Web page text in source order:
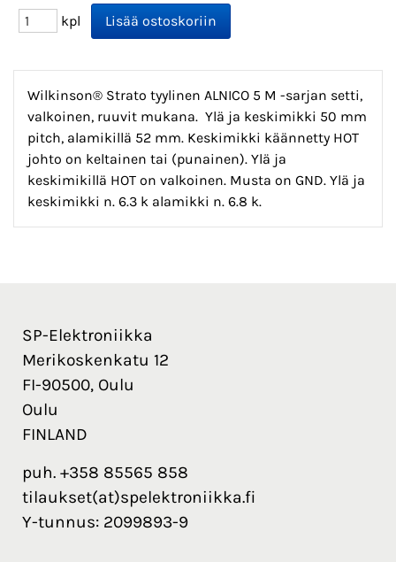
kpl
Wilkinson® Strato tyylinen ALNICO 5 M -sarjan setti,
valkoinen, ruuvit mukana. Ylä ja keskimikki 50 mm
pitch, alamikillä 52 mm. Keskimikki käännetty HOT
johto on keltainen tai (punainen). Ylä ja
keskimikillä HOT on valkoinen. Musta on GND. Ylä ja
keskimikki n. 6.3 k alamikki n. 6.8 k.
SP-Elektroniikka
Merikoskenkatu 12
FI-90500, Oulu
Oulu
FINLAND
puh. +358 85565 858
tilaukset(at)spelektroniikka.fi
Y-tunnus: 2099893-9